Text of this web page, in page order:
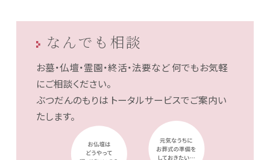
なんでも相談
お墓・仏壇・霊園・終活・法要など何でもお気軽
にご相談ください。
ぶつだんのもりは トータルサービスでご案内い
たします。